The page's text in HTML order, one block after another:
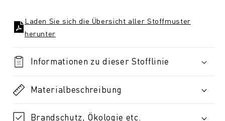
Laden Sie sich die Übersicht aller Stoffmuster
herunter
Informationen zu dieser Stofflinie
Materialbeschreibung
Brandschutz, Ökologie etc.